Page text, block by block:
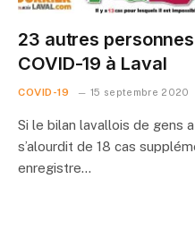
23 autres
COVID-19 à Laval
COVID-19 15 septembre 2020
Si le bilan lavallois de gens
s’alourdit de 18 cas
enregistre…